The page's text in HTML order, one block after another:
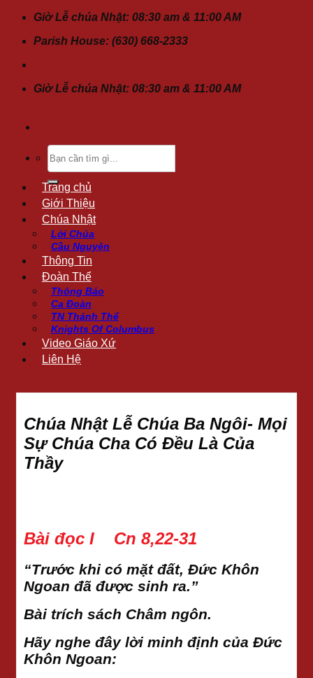
ChuyểnGiờ Lễ chúa Nhật: 08:30 am & 11:00 AM
Parish House: (630) 668-2333
Giờ Lễ chúa Nhật: 08:30 am & 11:00 AM
Tìm
kiếm:
Trang chủ
Giới Thiệu
Chúa Nhật
Lời Chúa
Cầu Nguyện
Thông Tin
Đoàn Thể
Thông Báo
Ca Đoàn
TN Thánh Thể
Knights Of Columbus
Video Giáo Xứ
Liên Hệ
Chúa Nhật Lễ Chúa Ba Ngôi- Mọi
Sự Chúa Cha Có Đều Là Của
Thầy
Bài đọc I Cn 8,22-31
“Trước khi có mặt đất, Đức Khôn
Ngoan đã được sinh ra.”
Bài trích sách Châm ngôn.
Hãy nghe đây lời minh định của Đức
Khôn Ngoan: